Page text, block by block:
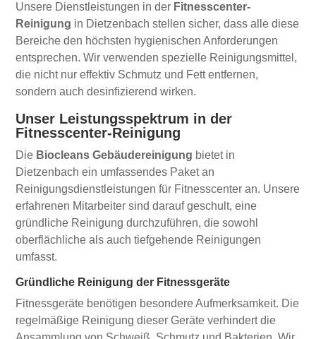
Unsere Dienstleistungen in der Fitnesscenter-
Reinigung in Dietzenbach stellen sicher, dass alle diese
Bereiche den höchsten hygienischen Anforderungen
entsprechen. Wir verwenden spezielle Reinigungsmittel,
die nicht nur effektiv Schmutz und Fett entfernen,
sondern auch desinfizierend wirken.
Unser Leistungsspektrum in der
Fitnesscenter-Reinigung
Die Biocleans Gebäudereinigung bietet in
Dietzenbach ein umfassendes Paket an
Reinigungsdienstleistungen für Fitnesscenter an. Unsere
erfahrenen Mitarbeiter sind darauf geschult, eine
gründliche Reinigung durchzuführen, die sowohl
oberflächliche als auch tiefgehende Reinigungen
umfasst.
Gründliche Reinigung der Fitnessgeräte
Fitnessgeräte benötigen besondere Aufmerksamkeit. Die
regelmäßige Reinigung dieser Geräte verhindert die